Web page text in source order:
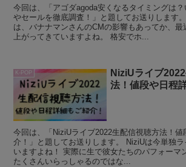
今回は、「アゴダagoda安くなるタイミングは
やセールを徹底調査！」と題してお送りします。
は、バナナマンさんのCMの影響もあってか、
上がってきていますよね。 格安でホ...
K-POP
NiziUライブ
法！値段や日程
今回は、「NiziUライブ2022生配信視聴方法！値
介！」と題してお送りします。 NiziUは今単独
いますよね！ 実際に生で彼女たちのパフォーマ
たくさんいらっしゃるのではな...